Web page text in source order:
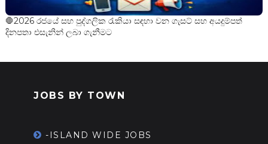
🛑2026 රජයේ සහ පුද්ගලික රැකියා සඳහා වන ගැසට් සහ අයදුම්පත්
දිනපතා එසැනින් ලබා ගැනීමට
JOBS BY TOWN
-ISLAND WIDE JOBS